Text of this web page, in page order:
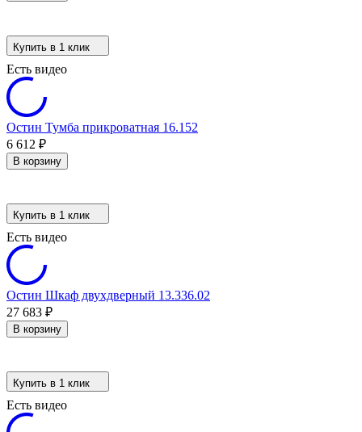
Купить в 1 клик
Есть видео
Остин Тумба прикроватная 16.152
6 612 ₽
В корзину
Купить в 1 клик
Есть видео
Остин Шкаф двухдверный 13.336.02
27 683 ₽
В корзину
Купить в 1 клик
Есть видео